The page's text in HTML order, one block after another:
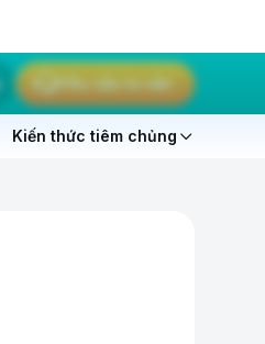
Yêu cầu tư vấn
Kiến thức tiêm chủng